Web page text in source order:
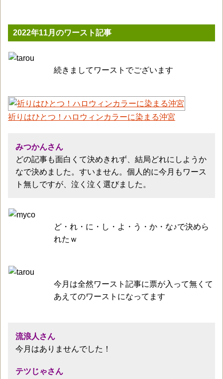
2022年11月のワースト記事
続きましてワーストでございます
祈りはひとつ！ハロウィンカラーに染まる沖宮
みつかんさん
どの記事も面白くて決めきれず、結局どれにしようか
なで決めました。すいません。個人的に今月もワース
ト無しですが、泣く泣く選びました。
ど・れ・に・し・よ・う・か・な♪で決めら
れたｗ
今月は全然ワースト記事に票が入って無くて
あえてのワーストになってます
流浪人さん
今月はありませんでした！
テツじゃさん